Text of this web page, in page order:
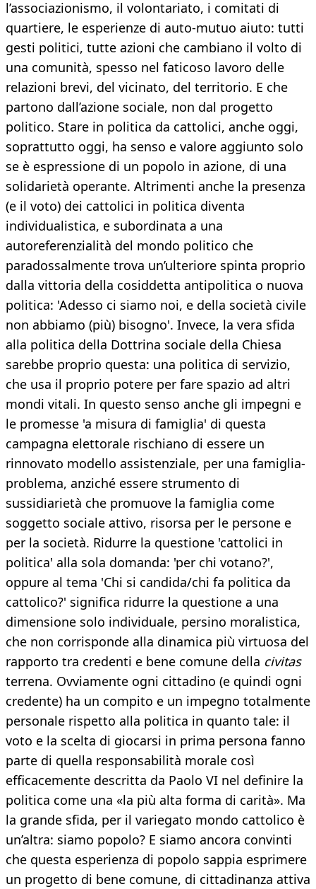
l’associazionismo, il volontariato, i comitati di
quartiere, le esperienze di auto-mutuo aiuto: tutti
gesti politici, tutte azioni che cambiano il volto di
una comunità, spesso nel faticoso lavoro delle
relazioni brevi, del vicinato, del territorio. E che
partono dall’azione sociale, non dal progetto
politico. Stare in politica da cattolici, anche oggi,
soprattutto oggi, ha senso e valore aggiunto solo
se è espressione di un popolo in azione, di una
solidarietà operante. Altrimenti anche la presenza
(e il voto) dei cattolici in politica diventa
individualistica, e subordinata a una
autoreferenzialità del mondo politico che
paradossalmente trova un’ulteriore spinta proprio
dalla vittoria della cosiddetta antipolitica o nuova
politica: 'Adesso ci siamo noi, e della società civile
non abbiamo (più) bisogno'. Invece, la vera sfida
alla politica della Dottrina sociale della Chiesa
sarebbe proprio questa: una politica di servizio,
che usa il proprio potere per fare spazio ad altri
mondi vitali. In questo senso anche gli impegni e
le promesse 'a misura di famiglia' di questa
campagna elettorale rischiano di essere un
rinnovato modello assistenziale, per una famiglia-
problema, anziché essere strumento di
sussidiarietà che promuove la famiglia come
soggetto sociale attivo, risorsa per le persone e
per la società. Ridurre la questione 'cattolici in
politica' alla sola domanda: 'per chi votano?',
oppure al tema 'Chi si candida/chi fa politica da
cattolico?' significa ridurre la questione a una
dimensione solo individuale, persino moralistica,
che non corrisponde alla dinamica più virtuosa del
rapporto tra credenti e bene comune della civitas
terrena. Ovviamente ogni cittadino (e quindi ogni
credente) ha un compito e un impegno totalmente
personale rispetto alla politica in quanto tale: il
voto e la scelta di giocarsi in prima persona fanno
parte di quella responsabilità morale così
efficacemente descritta da Paolo VI nel definire la
politica come una «la più alta forma di carità». Ma
la grande sfida, per il variegato mondo cattolico è
un’altra: siamo popolo? E siamo ancora convinti
che questa esperienza di popolo sappia esprimere
un progetto di bene comune, di cittadinanza attiva